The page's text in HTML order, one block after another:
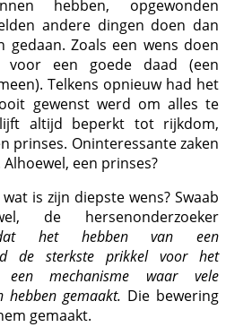
hebben, opgewonden
andere dingen doen dan
gedaan. Zoals een wens doen
een goede daad (een
Telkens opnieuw had het
gewenst werd om alles te
altijd beperkt tot rijkdom,
prinses. Oninteressante zaken
een prinses?
is zijn diepste wens? Swaab
de hersenonderzoeker
het hebben van een
de sterkste prikkel voor het
een mechanisme waar vele
hebben gemaakt. Die bewering
gemaakt.